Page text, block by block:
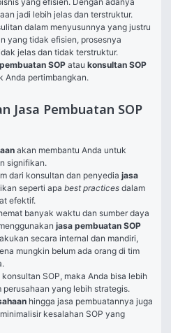
jadi lebih jelas dan terstruktur.
dalam menyusunnya yang justru
yang tidak efisien, prosesnya
jelas dan tidak terstruktur.
SOP atau konsultan SOP
Anda pertimbangkan.
Jasa Pembuatan SOP
akan membantu Anda untuk
signifikan.
dari konsultan dan penyedia jasa
seperti apa best practices dalam
efektif.
banyak waktu dan sumber daya
jasa pembuatan SOP
secara internal dan mandiri,
mungkin belum ada orang di tim
SOP, maka Anda bisa lebih
yang lebih strategis.
hingga jasa pembuatannya juga
kesalahan SOP yang